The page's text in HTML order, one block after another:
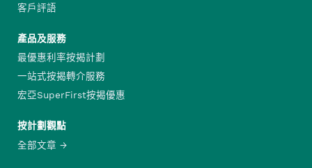
客戶評語
產品及服務
最優惠利率按揭計劃
一站式按揭轉介服務
宏亞SuperFirst按揭優惠
按計劃觀點
全部文章